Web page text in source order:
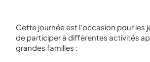
Cette journée est l’occasion pour les
de participer à différentes activités
grandes familles :